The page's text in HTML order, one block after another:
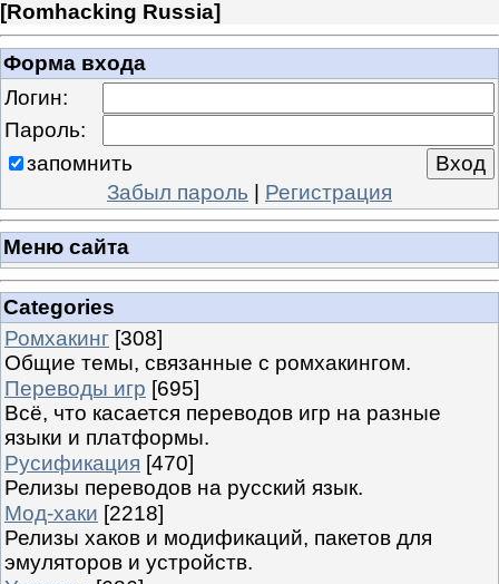
[Romhacking Russia]
Форма входа
Логин:
Пароль:
запомнить
Забыл пароль | Регистрация
Меню сайта
Categories
Ромхакинг [308]
Общие темы, связанные с ромхакингом.
Переводы игр [695]
Всё, что касается переводов игр на разные
языки и платформы.
Русификация [470]
Релизы переводов на русский язык.
Мод-хаки [2218]
Релизы хаков и модификаций, пакетов для
эмуляторов и устройств.